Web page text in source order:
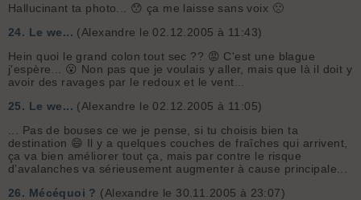
Hallucinant ta photo... 😯 ça me laisse sans voix 🙁
24. Le we... (Alexandre le 02.12.2005 à 11:43)
Hein quoi le grand colon tout sec ?? 😡 C'est une blague
j'espère... 😮 Non pas que je voulais y aller, mais que là il doit y
avoir des ravages par le redoux et le vent...
25. Le we... (Alexandre le 02.12.2005 à 11:05)
... Pas de bouses ce we je pense, si tu choisis bien ta
destination 😄 Il y a quelques couches de fraîches qui arrivent,
ça va bien améliorer tout ça, mais par contre le risque
d'avalanches va sérieusement augmenter à cause principale...
26. Mécéquoi ? (Alexandre le 30.11.2005 à 23:07)